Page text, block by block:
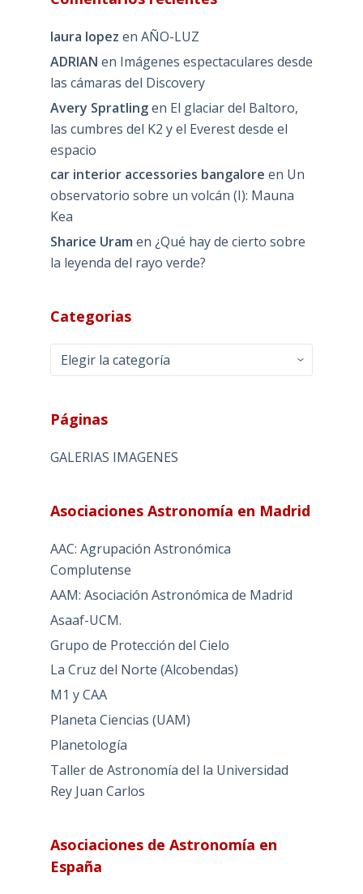
laura lopez en AÑO-LUZ
ADRIAN en Imágenes espectaculares desde
las cámaras del Discovery
Avery Spratlingen El glaciar del Baltoro,
las cumbres del K2 y el Everest desde el
espacio
car interior accessories bangalore en Un
observatorio sobre un volcán (I): Mauna
Kea
Sharice Uram en ¿Qué hay de cierto sobre
la leyenda del rayo verde?
Categorias
Categorias
Páginas
GALERIAS IMAGENES
Asociaciones Astronomía en Madrid
AAC: Agrupación Astronómica
Complutense
AAM: Asociación Astronómica de Madrid
Asaaf-UCM.
Grupo de Protección del Cielo
La Cruz del Norte (Alcobendas)
M1 y CAA
Planeta Ciencias (UAM)
Planetología
Taller de Astronomía del la Universidad
Rey Juan Carlos
Asociaciones de Astronomía en
España